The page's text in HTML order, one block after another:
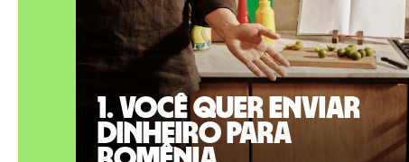
1. Você quer enviar
dinheiro para